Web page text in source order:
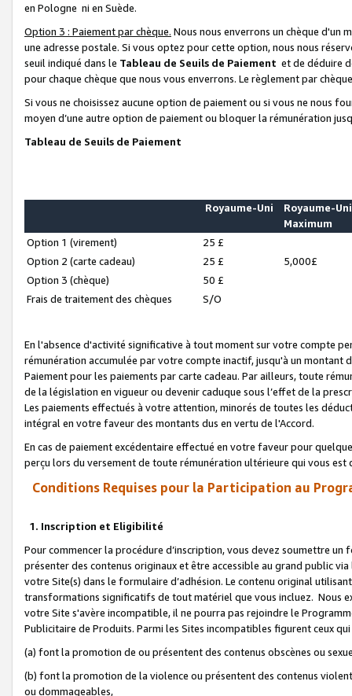
en Pologne ni en Suède.
Option 3 : Paiement par chèque. Nous nous enverrons un chèque d'un
une adresse postale. Si vous optez pour cette option, nous nous
seuil indiqué dans le Tableau de Seuils de Paiement et de déduire
pour chaque chèque que nous vous enverrons. Le règlement par
Si vous ne choisissez aucune option de paiement ou si vous ne nous
moyen d’une autre option de paiement ou bloquer la rémunération
Tableau de Seuils de Paiement
Royaume-Uni
Royaume-Uni
Maximum
Option 1 (virement)
25 £
Option 2 (carte cadeau)
25 £
5,000£
Option 3 (chèque)
50 £
Frais de traitement des chèques
S/O
En l'absence d'activité significative à tout moment sur votre compte
rémunération accumulée par votre compte inactif, jusqu'à un montant
Paiement pour les paiements par carte cadeau. Par ailleurs, toute
de la législation en vigueur ou devenir caduque sous l’effet de la
Les paiements effectués à votre attention, minorés de toutes les
intégral en votre faveur des montants dus en vertu de l'Accord.
En cas de paiement excédentaire effectué en votre faveur pour
perçu lors du versement de toute rémunération ultérieure qui vous est
Conditions Requises pour la Participation au
1. Inscription et Eligibilité
Pour commencer la procédure d’inscription, vous devez soumettre
présenter des contenus originaux et être accessible au grand public
votre Site(s) dans le formulaire d’adhésion. Le contenu original
transformations significatifs de tout matériel que vous incluez. Nous
votre Site s'avère incompatible, il ne pourra pas rejoindre le
Publicitaire de Produits. Parmi les Sites incompatibles figurent ceux
(a) font la promotion de ou présentent des contenus obscènes ou
(b) font la promotion de la violence ou présentent des contenus
ou dommageables,